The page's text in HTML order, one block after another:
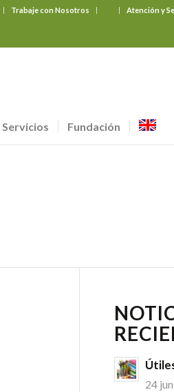
Trabaje con Nosotros Atención y
Servicios Fundación
24